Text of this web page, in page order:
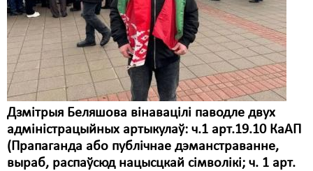
Дзмітрыя Беляшова вінавацілі паводле двух
адміністрацыйных артыкулаў: ч.1 арт.19.10 КаАП
(Прапаганда або публічнае дэманстраванне,
выраб, распаўсюд нацысцкай сімволікі; ч. 1 арт.